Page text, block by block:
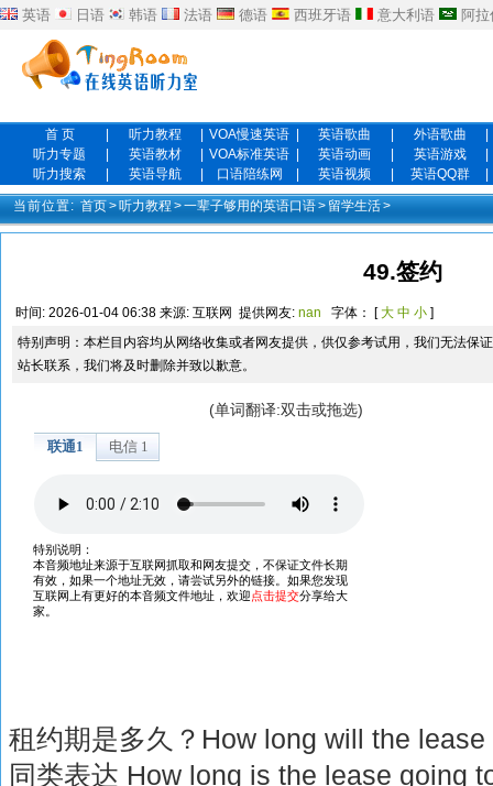
英语 日语 韩语 法语 德语 西班牙语 意大利语 阿
首 页 听力教程 VOA慢速英语 英语歌曲 外语歌曲
听力专题
英语教材 VOA标准英语 英语动画 英语游戏
听力搜索
英语导航 口语陪练网 英语视频 英语QQ群
当前位置: 首页>听力教程 >一辈子够用的英语口语> 留学生活>
49.签约
时间: 2026-01-04 06:38 来源: 互联网 提供网友: nan 字体： [大 中 小 ]
特别声明：本栏目内容均从网络收集或者网友提供，供仅参考试用，我们无法保
站长联系，我们将及时删除并致以歉意。
(单词翻译:双击或拖选)
租约期是多久？How long will the lease
同类表达 How long is the lease going